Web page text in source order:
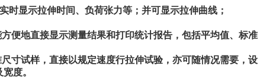
时显示拉伸时间、负荷张力等；并可显示拉伸曲线；
便地直接显示测量结果和打印统计报告，包括平均值、标准
寸试样，直接以规定速度行拉伸试验，亦可随情况需要，设
度。